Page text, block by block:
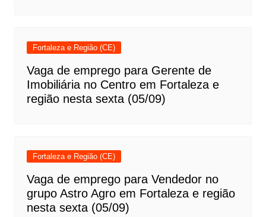
Fortaleza e Região (CE)
Vaga de emprego para Gerente de
Imobiliária no Centro em Fortaleza e
região nesta sexta (05/09)
Fortaleza e Região (CE)
Vaga de emprego para Vendedor no
grupo Astro Agro em Fortaleza e região
nesta sexta (05/09)